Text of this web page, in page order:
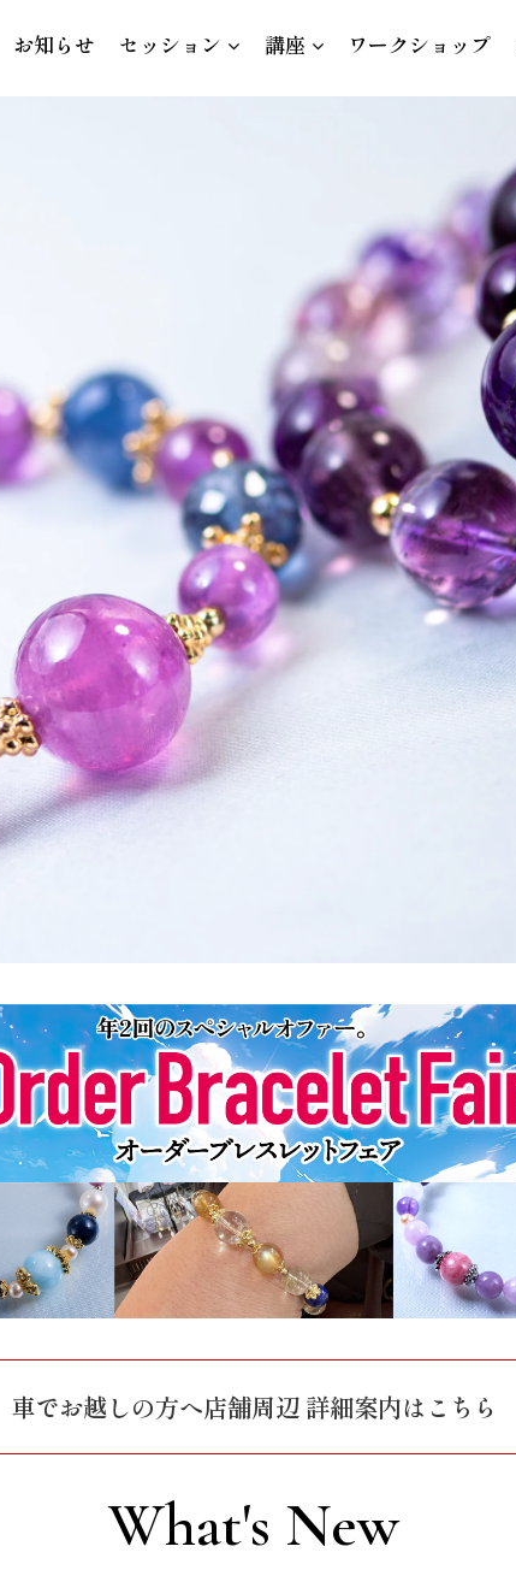
お知らせ セッション 講座 ワークショップ
車でお越しの方へ店舗周辺 詳細案内はこちら
What's New